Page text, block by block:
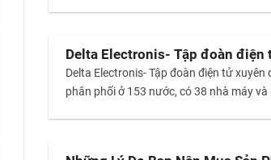
Delta Electronis- Tập đoàn
Delta Electronis- Tập đoàn điện tử
phân phối ở 153 nước, có 38 nhà máy